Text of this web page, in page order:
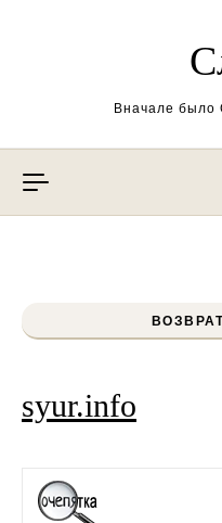
Вначале
syur.info